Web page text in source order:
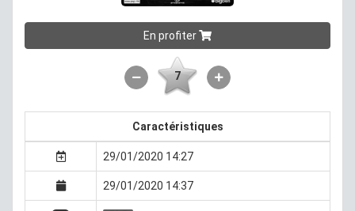
En profiter
7
Caractéristiques
29/01/2020 14:27
29/01/2020 14:37